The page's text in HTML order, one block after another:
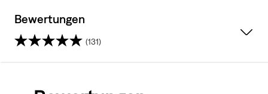
Bewertungen
(131)